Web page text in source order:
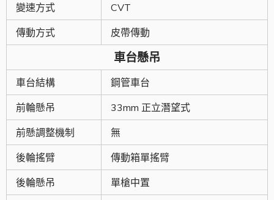
變速方式 CVT
傳動方式 皮帶傳動
車台懸吊
車台結構 鋼管車台
前輪懸吊 33mm 正立潛望式
前懸調整機制 無
後輪搖臂 傳動箱單搖臂
後輪懸吊 單槍中置